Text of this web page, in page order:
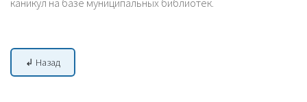
каникул на базе муниципальных библиотек.
↲ Назад